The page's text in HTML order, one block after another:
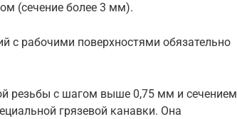
(сечение более 3 мм).
с рабочими поверхностями обязательно
резьбы с шагом выше 0,75 мм и сечением
грязевой канавки. Она